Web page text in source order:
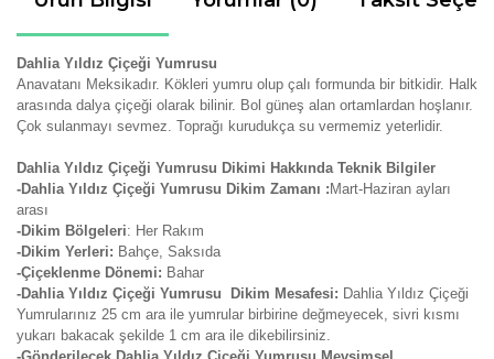
Dahlia Yıldız Çiçeği Yumrusu
Anavatanı Meksikadır. Kökleri yumru olup çalı formunda bir bitkidir. Halk
arasında dalya çiçeği olarak bilinir. Bol güneş alan ortamlardan hoşlanır.
Çok sulanmayı sevmez. Toprağı kurudukça su vermemiz yeterlidir.
Dahlia Yıldız Çiçeği Yumrusu Dikimi Hakkında Teknik Bilgiler
-Dahlia Yıldız Çiçeği Yumrusu Dikim Zamanı : Mart-Haziran ayları
arası
-Dikim Bölgeleri: Her Rakım
-Dikim Yerleri: Bahçe, Saksıda
-Çiçeklenme Dönemi: Bahar
-Dahlia Yıldız Çiçeği Yumrusu Dikim Mesafesi: Dahlia Yıldız Çiçeği
Yumrularınız 25 cm ara ile yumrular birbirine değmeyecek, sivri kısmı
yukarı bakacak şekilde 1 cm ara ile dikebilirsiniz.